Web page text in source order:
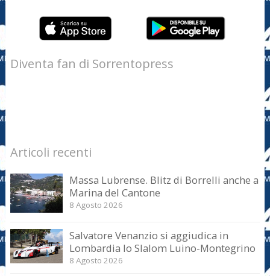
Diventa fan di Sorrentopress
Articoli recenti
Massa Lubrense. Blitz di Borrelli anche a
Marina del Cantone
8 Agosto 2026
Salvatore Venanzio si aggiudica in
Lombardia lo Slalom Luino-Montegrino
8 Agosto 2026